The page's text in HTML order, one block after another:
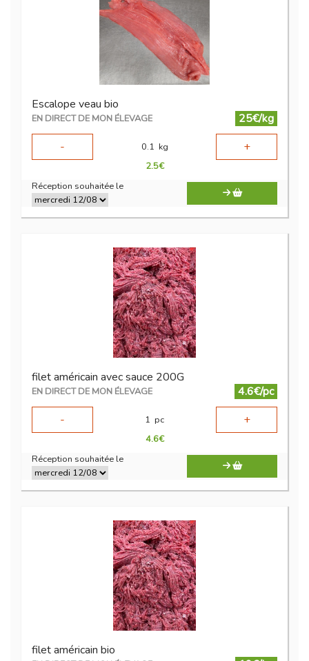
Escalope veau bio
EN DIRECT DE MON ÉLEVAGE
25€/kg
-
0.1 kg +
2.5€
Réception souhaitée le
filet américain avec sauce 200G
EN DIRECT DE MON ÉLEVAGE
4.6€/pc
-
1 pc +
4.6€
Réception souhaitée le
filet américain bio